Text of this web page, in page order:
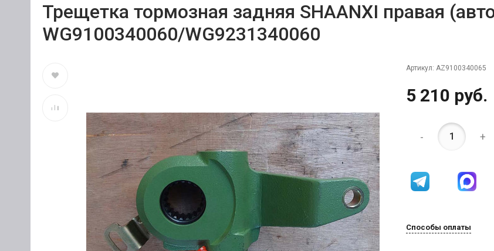
Трещетка тормозная задняя SHAANXI правая
WG9100340060/WG9231340060
Артикул: AZ9100340065
5 210 руб.
- +
Способы оплаты